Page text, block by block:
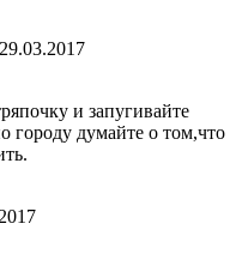
и запугивайте
городу думайте о том,что